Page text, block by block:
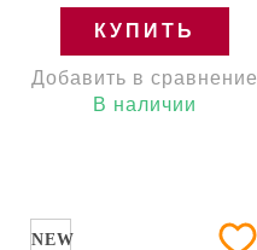
КУПИТЬ
Добавить в сравнение
В наличии
NEW